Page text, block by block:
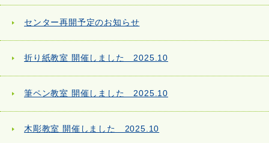
センター再開予定のお知らせ
折り紙教室 開催しました 2025.10
筆ペン教室 開催しました 2025.10
木彫教室 開催しました 2025.10